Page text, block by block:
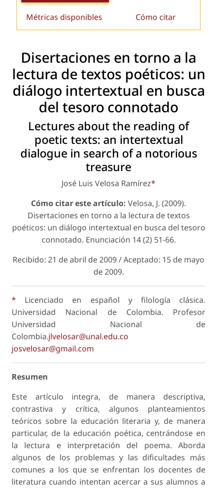
Métricas disponibles Cómo citar
Disertaciones en torno a la
lectura de textos poéticos: un
diálogo intertextual en busca
del tesoro connotado
Lectures about the reading of
poetic texts: an intertextual
dialogue in search of a notorious
treasure
José Luis Velosa Ramírez*
Cómocitar este artículo: Velosa, J. (2009).
Disertaciones en torno a la lectura de textos
poéticos: un diálogo intertextual en busca del tesoro
connotado. Enunciación 14 (2) 51-66.
Recibido: 21 de abril de 2009 / Aceptado: 15 de mayo
de 2009.
* Licenciado en español y filología clásica.
Universidad Nacional de Colombia. Profesor
Universidad Nacional de
Colombia.jlvelosar@unal.edu.co
josvelosar@gmail.com
Resumen
Este artículo integra, de manera descriptiva,
contrastiva y crítica, algunos planteamientos
teóricos sobre la educación literaria y, de manera
particular, de la educación poética, centrándose en
la lectura e interpretación del poema. Aborda
algunos de los problemas y las dificultades más
comunes a los que se enfrentan los docentes de
literatura cuando intentan acercar a sus alumnos a